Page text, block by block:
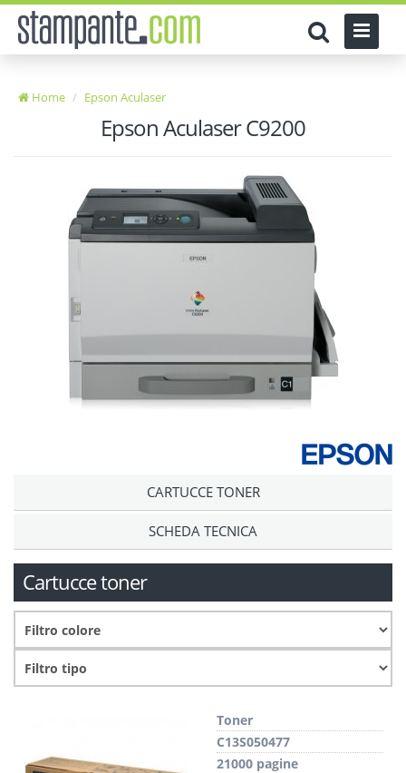
Home Epson Aculaser
Epson Aculaser C9200
CARTUCCE TONER
SCHEDA TECNICA
Cartucce toner
Toner
C13S050477
21000 pagine